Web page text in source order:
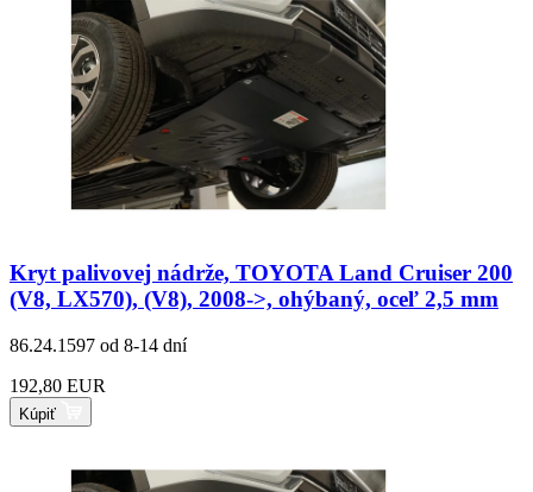
Kryt palivovej nádrže, TOYOTA Land Cruiser 200
(V8, LX570), (V8), 2008->, ohýbaný, oceľ 2,5 mm
86.24.1597 od 8-14 dní
192,80 EUR
Kúpiť